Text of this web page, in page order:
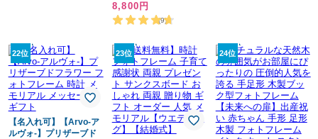
形 ガラス フォトフレー
ム 手形 足型 赤ちゃん ベ
キット スタンプ 写真立
て 出産内祝い 出産祝い
内祝い 出産 お返し 名入
れ ギフト 100日祝い ハ
ーフバースデー 手足型
メッセージカード 熨斗
8,800円
(9)
イド 初誕生 初節句
22位
【名入れ可】【Arvo-ア
ルヴォ-】プリザーブド
23位 24位